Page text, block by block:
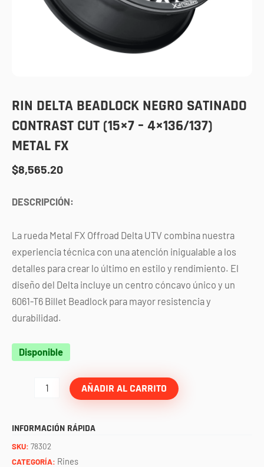
RIN DELTA BEADLOCK NEGRO SATINADO
CONTRAST CUT (15×7 – 4×136/137)
METAL FX
$8,565.20
DESCRIPCIÓN:
La rueda Metal FX Offroad Delta UTV combina nuestra
experiencia técnica con una atención inigualable a los
detalles para crear lo último en estilo y rendimiento. El
diseño del Delta incluye un centro cóncavo único y un
6061-T6 Billet Beadlock para mayor resistencia y
durabilidad.
Disponible
Rin
beadlock
cut
AÑADIR AL CARRITO
INFORMACIÓN RÁPIDA
SKU: 78302
CATEGORÍA: Rines